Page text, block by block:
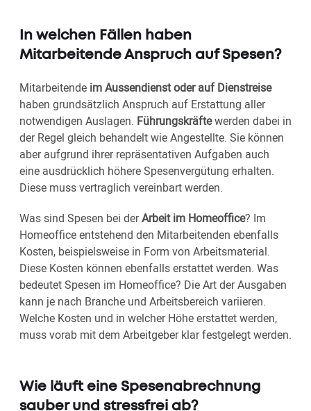
In welchen Fällen haben
Mitarbeitende Anspruch auf Spesen?
Mitarbeitende im Aussendienst oder auf Dienstreise
haben grundsätzlich Anspruch auf Erstattung aller
notwendigen Auslagen. Führungskräftewerden dabei in
der Regel gleich behandelt wie Angestellte. Sie können
aber aufgrund ihrer repräsentativen Aufgaben auch
eine ausdrücklich höhere Spesenvergütung erhalten.
Diese muss vertraglich vereinbart werden.
Was sind Spesen bei derArbeit im Homeoffice? Im
Homeoffice entstehend den Mitarbeitenden ebenfalls
Kosten, beispielsweise in Form von Arbeitsmaterial.
Diese Kosten können ebenfalls erstattet werden. Was
bedeutet Spesen im Homeoffice? Die Art der Ausgaben
kann je nach Branche und Arbeitsbereich variieren.
Welche Kosten und in welcher Höhe erstattet werden,
muss vorab mit dem Arbeitgeber klar festgelegt werden.
Wie läuft eine Spesenabrechnung
sauber und stressfrei ab?